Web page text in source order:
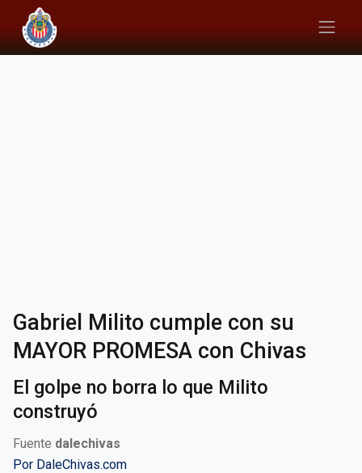
Gabriel Milito cumple con su
MAYOR PROMESA con Chivas
El golpe no borra lo que Milito
construyó
Fuente dalechivas
Por DaleChivas.com